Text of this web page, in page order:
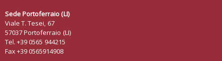
Sede Portoferraio (LI)
Viale T. Tesei, 67
57037 Portoferraio (LI)
Tel. +39 0565 944215
Fax +39 0565914908